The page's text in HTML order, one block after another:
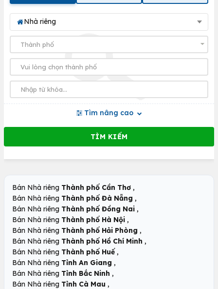
Nhà riêng
Tìm nâng cao
Bán Nhà riêng Thành phố Cần Thơ ,
Bán Nhà riêng Thành phố Đà Nẵng ,
Bán Nhà riêng Thành phố Đồng Nai ,
Bán Nhà riêng Thành phố Hà Nội ,
Bán Nhà riêng Thành phố Hải Phòng ,
Bán Nhà riêng Thành phố Hồ Chí Minh ,
Bán Nhà riêng Thành phố Huế ,
Bán Nhà riêng Tỉnh An Giang ,
Bán Nhà riêng Tỉnh Bắc Ninh ,
Bán Nhà riêng Tỉnh Cà Mau ,